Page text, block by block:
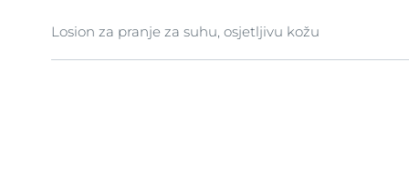
Losion za pranje za suhu, osjetljivu kožu